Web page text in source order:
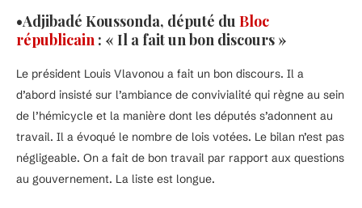
•Adjibadé Koussonda, député du Bloc
républicain : « Il a fait un bon discours »
Le président Louis Vlavonou a fait un bon discours. Il a
d’abord insisté sur l’ambiance de convivialité qui règne au sein
de l’hémicycle et la manière dont les députés s’adonnent au
travail. Il a évoqué le nombre de lois votées. Le bilan n’est pas
négligeable. On a fait de bon travail par rapport aux questions
au gouvernement. La liste est longue.